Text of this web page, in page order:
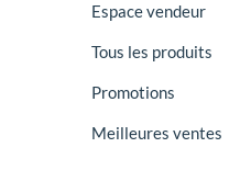
Espace vendeur
Tous les produits
Promotions
Meilleures ventes